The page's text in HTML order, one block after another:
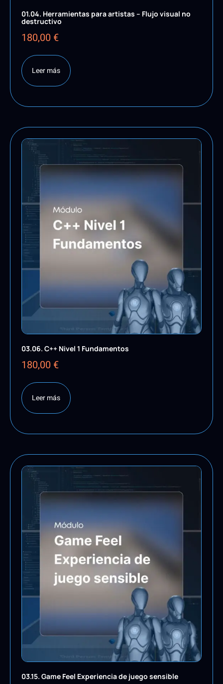
01.04. Herramientas para artistas – Flujo visual no
destructivo
180,00 €
Leer más
03.06. C++ Nivel 1 Fundamentos
180,00 €
Leer más
03.15. Game Feel Experiencia de juego sensible